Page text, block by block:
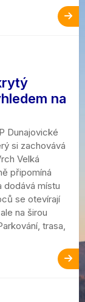
na
Dunajovické
si zachovává
Velká
připomíná
dodává místu
se otevírají
na širou
trasa,